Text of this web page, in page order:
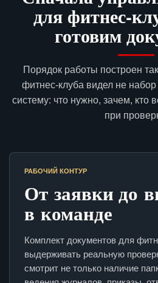
для фитнес-
готовим
Порядок работы построен
фитнес-клуба видел не
систему: что нужно, зачем, кто
при
РАБОЧИЙ КОНТУР
От заявки до
в команде
Комплект документов для
выдерживать реальную
смотрит не только наличие